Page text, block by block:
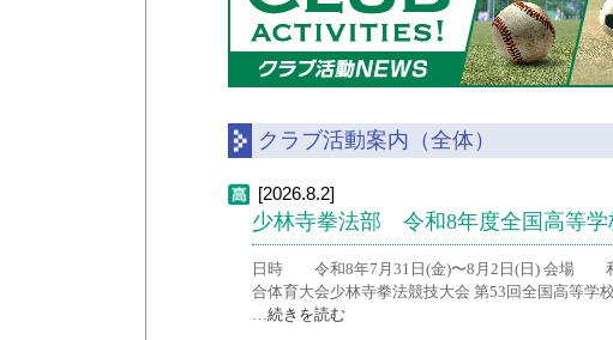
クラブ活動案内（全体）
[2026.8.2]
少林寺拳法部 令和8年度全国高等
日時 令和8年7月31日(金)〜8月2日(日) 会場
合体育大会少林寺拳法競技大会 第53回全国高等
…続きを読む